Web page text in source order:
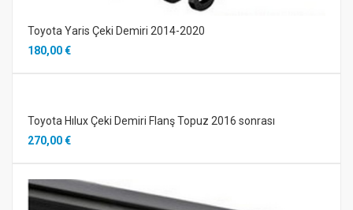
Toyota Yaris Çeki Demiri 2014-2020
180,00 €
Toyota Hılux Çeki Demiri Flanş Topuz 2016 sonrası
270,00 €